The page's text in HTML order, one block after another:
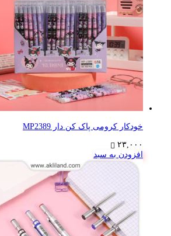
خودکار کرومی پاک کن دار MP2389
۲۳,۰۰۰
افزودن به سبد